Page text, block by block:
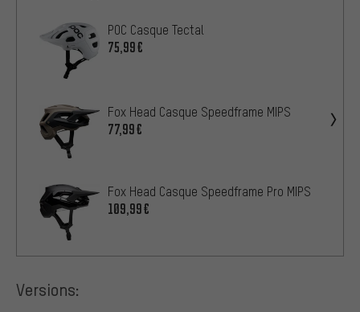
POC Casque Tectal
75,99€
Fox Head Casque Speedframe MIPS
77,99€
Fox Head Casque Speedframe Pro MIPS
109,99€
Versions: